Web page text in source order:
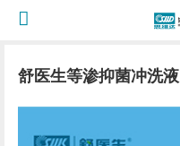
舒医生等渗抑菌冲洗液